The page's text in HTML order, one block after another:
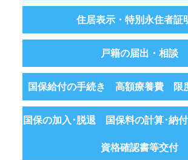
住居表示・特別永住者証
戸籍の届出・相談
国保給付の手続き 高額療養費 限
国保の加入･脱退 国保料の計算･
資格確認書等交付